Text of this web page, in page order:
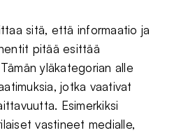
sitä, että informaatio ja
pitää esittää
yläkategorian alle
jotka vaativat
Esimerkiksi
vastineet medialle,